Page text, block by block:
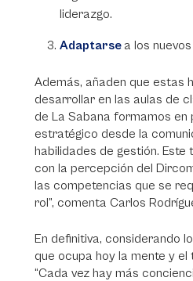
liderazgo.
Adaptarse a los
Además, añaden que estas
desarrollar en las aulas de
de La Sabana formamos en
estratégico desde la
habilidades de gestión.
con la percepción del
las competencias que se
rol”, comenta Carlos
En definitiva, considerando
que ocupa hoy la mente y el
“Cada vez hay más